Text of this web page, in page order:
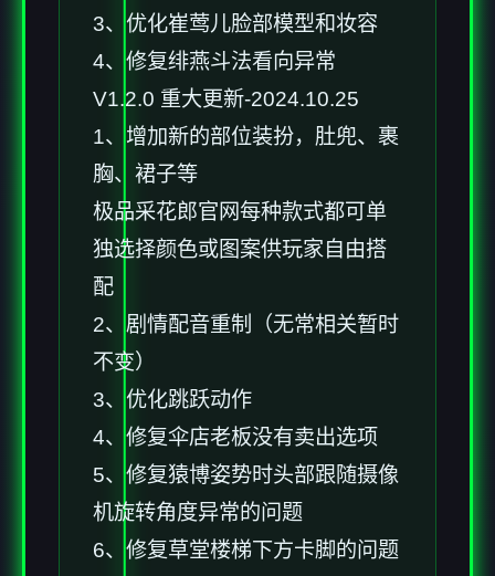
3、优化崔莺儿脸部模型和妆容
4、修复绯燕斗法看向异常
V1.2.0 重大更新-2024.10.25
1、增加新的部位装扮，肚兜、裹
胸、裙子等
极品采花郎官网每种款式都可单
独选择颜色或图案供玩家自由搭
配
2、剧情配音重制（无常相关暂时
不变）
3、优化跳跃动作
4、修复伞店老板没有卖出选项
5、修复猿博姿势时头部跟随摄像
机旋转角度异常的问题
6、修复草堂楼梯下方卡脚的问题